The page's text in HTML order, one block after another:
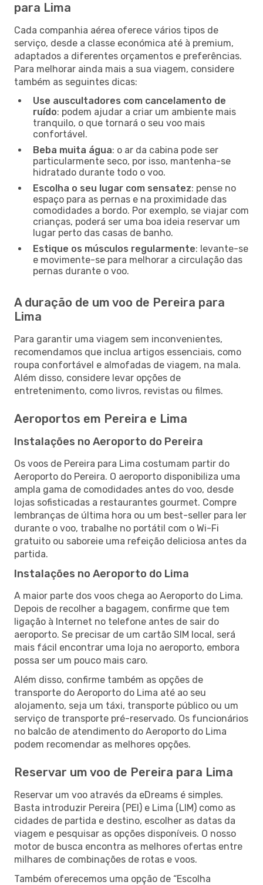
para Lima
Cada companhia aérea oferece vários tipos de
serviço, desde a classe económica até à premium,
adaptados a diferentes orçamentos e preferências.
Para melhorar ainda mais a sua viagem, considere
também as seguintes dicas:
Use auscultadores com cancelamento de
ruído: podem ajudar a criar um ambiente mais
tranquilo, o que tornará o seu voo mais
confortável.
Beba muita água: o ar da cabina pode ser
particularmente seco, por isso, mantenha-se
hidratado durante todo o voo.
Escolha o seu lugar com sensatez: pense no
espaço para as pernas e na proximidade das
comodidades a bordo. Por exemplo, se viajar com
crianças, poderá ser uma boa ideia reservar um
lugar perto das casas de banho.
Estique os músculos regularmente: levante-se
e movimente-se para melhorar a circulação das
pernas durante o voo.
A duração de um voo de Pereira para
Lima
Para garantir uma viagem sem inconvenientes,
recomendamos que inclua artigos essenciais, como
roupa confortável e almofadas de viagem, na mala.
Além disso, considere levar opções de
entretenimento, como livros, revistas ou filmes.
Aeroportos em Pereira e Lima
Instalações no Aeroporto do Pereira
Os voos de Pereira para Lima costumam partir do
Aeroporto do Pereira. O aeroporto disponibiliza uma
ampla gama de comodidades antes do voo, desde
lojas sofisticadas a restaurantes gourmet. Compre
lembranças de última hora ou um best-seller para ler
durante o voo, trabalhe no portátil com o Wi-Fi
gratuito ou saboreie uma refeição deliciosa antes da
partida.
Instalações no Aeroporto do Lima
A maior parte dos voos chega ao Aeroporto do Lima.
Depois de recolher a bagagem, confirme que tem
ligação à Internet no telefone antes de sair do
aeroporto. Se precisar de um cartão SIM local, será
mais fácil encontrar uma loja no aeroporto, embora
possa ser um pouco mais caro.
Além disso, confirme também as opções de
transporte do Aeroporto do Lima até ao seu
alojamento, seja um táxi, transporte público ou um
serviço de transporte pré-reservado. Os funcionários
no balcão de atendimento do Aeroporto do Lima
podem recomendar as melhores opções.
Reservar um voo de Pereira para Lima
Reservar um voo através da eDreams é simples.
Basta introduzir Pereira (PEI) e Lima (LIM) como as
cidades de partida e destino, escolher as datas da
viagem e pesquisar as opções disponíveis. O nosso
motor de busca encontra as melhores ofertas entre
milhares de combinações de rotas e voos.
Também oferecemos uma opção de “Escolha